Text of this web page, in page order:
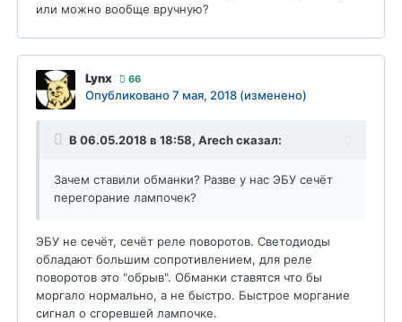
или можно вообще вручную?
Lynx 66
Опубликовано7 мая, 2018 (изменено)
В 06.05.2018 в 18:58, Arechсказал:
Зачем ставили обманки? Разве у нас ЭБУ сечёт
перегорание лампочек?
ЭБУ не сечёт, сечёт реле поворотов. Светодиоды
обладают большим сопротивлением, для реле
поворотов это "обрыв". Обманки ставятся что бы
моргало нормально, а не быстро. Быстрое моргание
сигнал о сгоревшей лампочке.